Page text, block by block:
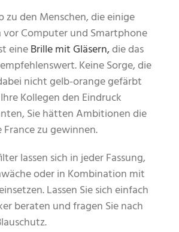
zu den Menschen, die einige
Computer und Smartphone
eineBrille mit Gläsern,die das
Keine Sorge, die
nicht gelb-orange gefärbt
Kollegen den Eindruck
Sie hätten Ambitionen die
zu gewinnen.
lassen sich in jeder Fassung,
oder in Kombination mit
Lassen Sie sich einfach
beraten und fragen Sie nach